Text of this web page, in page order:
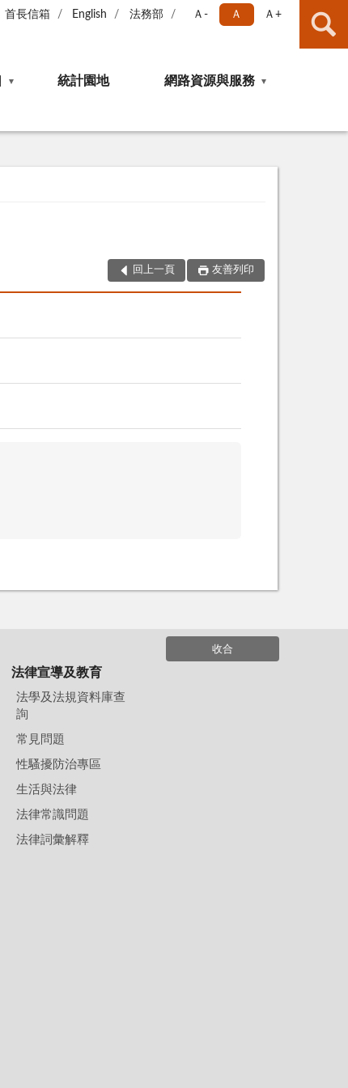
首長信箱 English 法務部 Ａ- Ａ Ａ+
統計園地 網路資源與服務
回上一頁 友善列印
收合
法律宣導及教育
法學及法規資料庫查
詢
常見問題
性騷擾防治專區
生活與法律
法律常識問題
法律詞彙解釋